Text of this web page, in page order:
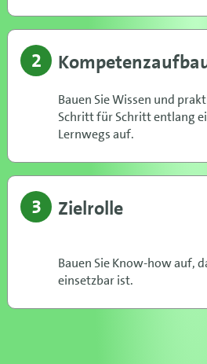
2
Bauen Sie Wissen und
Schritt für Schritt entlang
Lernwegs auf.
3 Zielrolle
Bauen Sie Know-how auf,
einsetzbar ist.